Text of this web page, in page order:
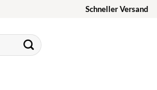
Schneller Versand